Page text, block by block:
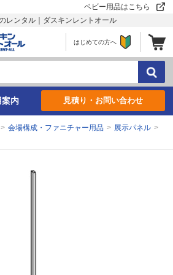
ベビー用品はこちら
レンタル｜ダスキンレントオール
はじめての方へ
案内 見積り・お問い合わせ
> 会場構成・ファニチャー用品 > 展示パネル >